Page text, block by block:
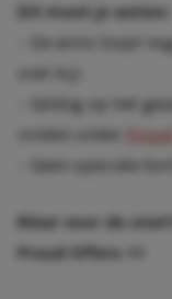
Dit moet je weten:
– De actie loopt
– Geldig op het
– Geen speciale
Klaar voor de
Proud Offers >>